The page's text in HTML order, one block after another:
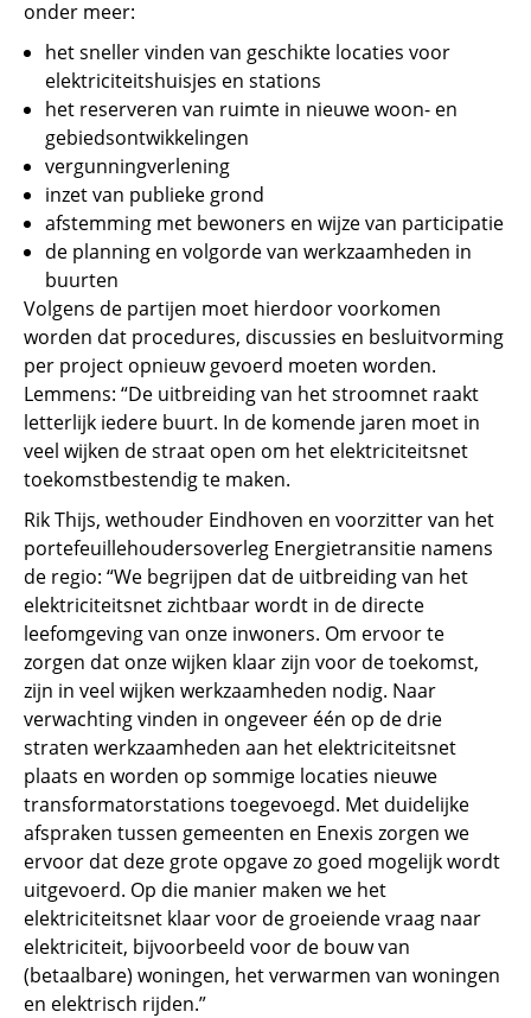
onder meer:
het sneller vinden van geschikte locaties voor
elektriciteitshuisjes en stations
het reserveren van ruimte in nieuwe woon- en
gebiedsontwikkelingen
vergunningverlening
inzet van publieke grond
afstemming met bewoners en wijze van participatie
de planning en volgorde van werkzaamheden in
buurten
Volgens de partijen moet hierdoor voorkomen
worden dat procedures, discussies en besluitvorming
per project opnieuw gevoerd moeten worden.
Lemmens: “De uitbreiding van het stroomnet raakt
letterlijk iedere buurt. In de komende jaren moet in
veel wijken de straat open om het elektriciteitsnet
toekomstbestendig te maken.
Rik Thijs, wethouder Eindhoven en voorzitter van het
portefeuillehoudersoverleg Energietransitie namens
de regio: “We begrijpen dat de uitbreiding van het
elektriciteitsnet zichtbaar wordt in de directe
leefomgeving van onze inwoners. Om ervoor te
zorgen dat onze wijken klaar zijn voor de toekomst,
zijn in veel wijken werkzaamheden nodig. Naar
verwachting vinden in ongeveer één op de drie
straten werkzaamheden aan het elektriciteitsnet
plaats en worden op sommige locaties nieuwe
transformatorstations toegevoegd. Met duidelijke
afspraken tussen gemeenten en Enexis zorgen we
ervoor dat deze grote opgave zo goed mogelijk wordt
uitgevoerd. Op die manier maken we het
elektriciteitsnet klaar voor de groeiende vraag naar
elektriciteit, bijvoorbeeld voor de bouw van
(betaalbare) woningen, het verwarmen van woningen
en elektrisch rijden.”